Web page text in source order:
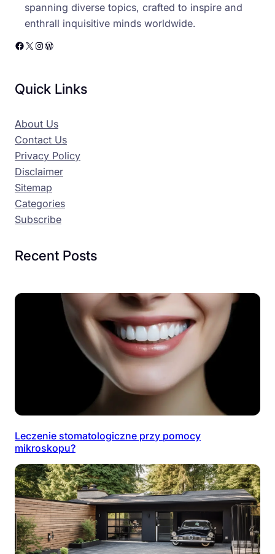
spanning diverse topics, crafted to inspire and
enthrall inquisitive minds worldwide.
Facebook X Instagram WordPress
Quick Links
About Us
Contact Us
Privacy Policy
Disclaimer
Sitemap
Categories
Subscribe
Recent Posts
Leczenie stomatologiczne przy pomocy
mikroskopu?